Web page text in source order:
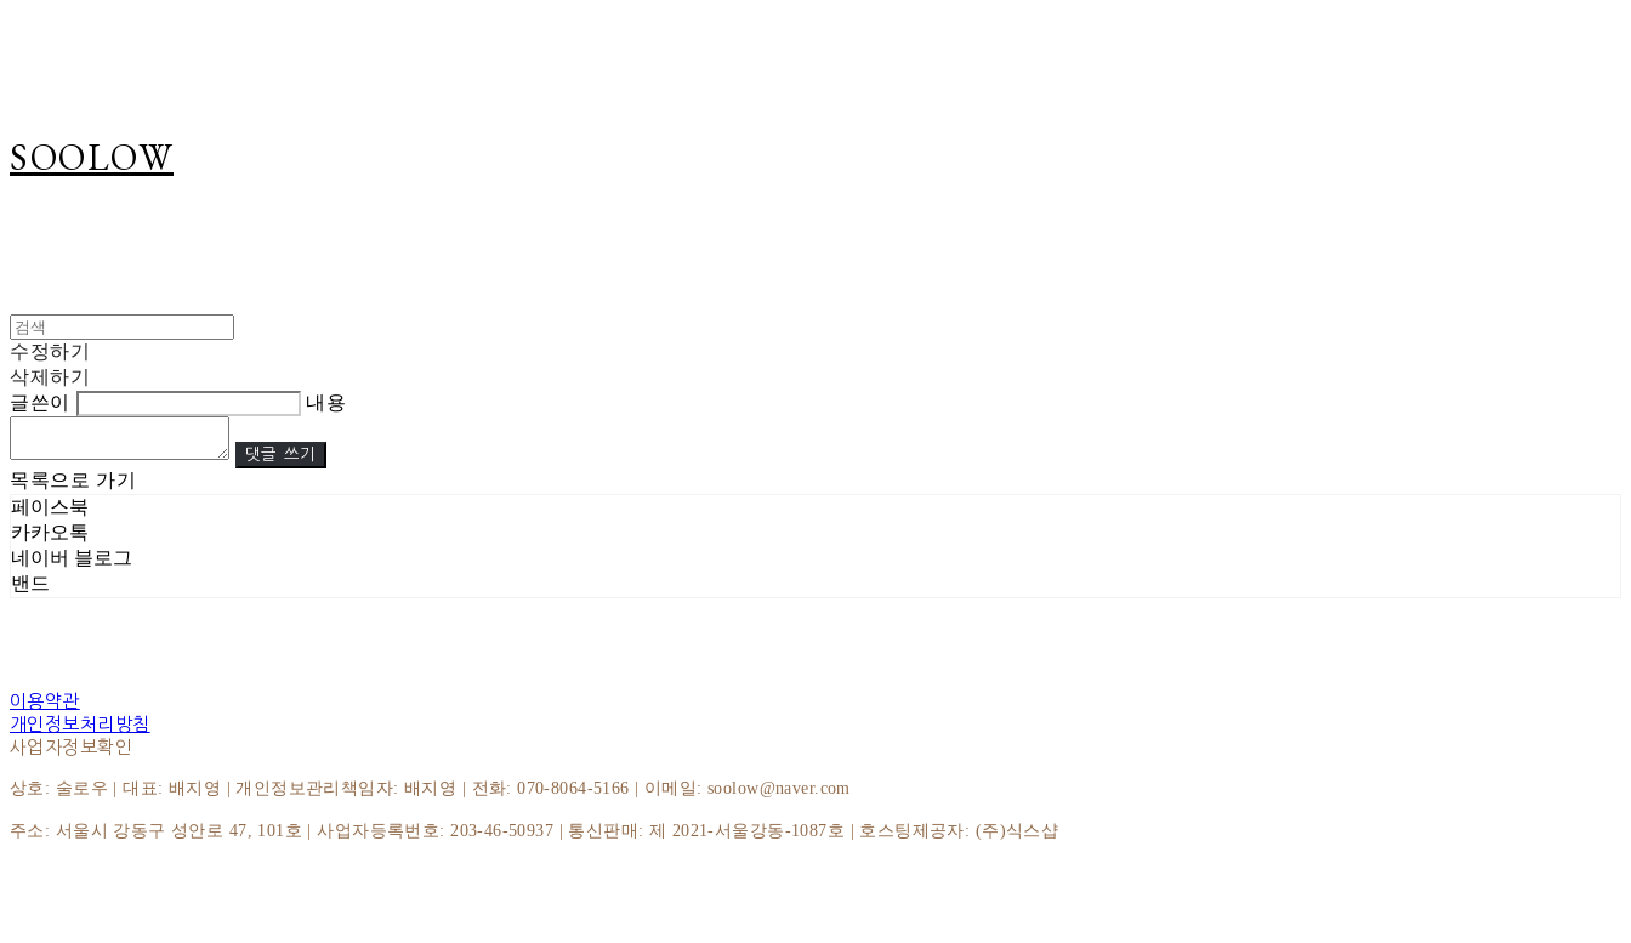
SOOLOW
수정하기
삭제하기
글쓴이
내용
댓글 쓰기
목록으로 가기
페이스북
카카오톡
네이버 블로그
밴드
이용약관
개인정보처리방침
사업자정보확인
상호: 술로우 | 대표: 배지영 | 개인정보관리책임자: 배지영 | 전화: 070-8064-5166 | 이메일: soolow@naver.com
주소: 서울시 강동구 성안로 47, 101호 | 사업자등록번호:203-46-50937 | 통신판매: 제 2021-서울강동-1087호 | 호스팅제공자: (주)식스샵